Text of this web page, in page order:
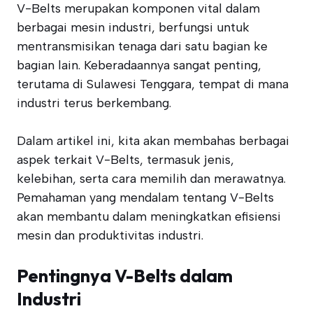
V-Belts merupakan komponen vital dalam
berbagai mesin industri, berfungsi untuk
mentransmisikan tenaga dari satu bagian ke
bagian lain. Keberadaannya sangat penting,
terutama di Sulawesi Tenggara, tempat di mana
industri terus berkembang.
Dalam artikel ini, kita akan membahas berbagai
aspek terkait V-Belts, termasuk jenis,
kelebihan, serta cara memilih dan merawatnya.
Pemahaman yang mendalam tentang V-Belts
akan membantu dalam meningkatkan efisiensi
mesin dan produktivitas industri.
Pentingnya V-Belts dalam
Industri